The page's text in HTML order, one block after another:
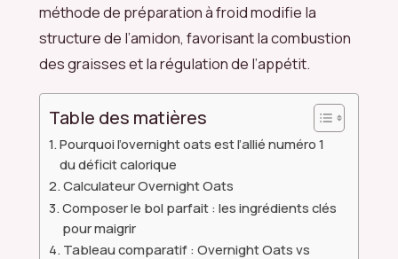
méthode de préparation à froid modifie la
structure de l’amidon, favorisant la combustion
des graisses et la régulation de l’appétit.
Table des matières
Pourquoi l’overnight oats est l’allié numéro 1
du déficit calorique
Calculateur Overnight Oats
Composer le bol parfait : les ingrédients clés
pour maigrir
Tableau comparatif : Overnight Oats vs